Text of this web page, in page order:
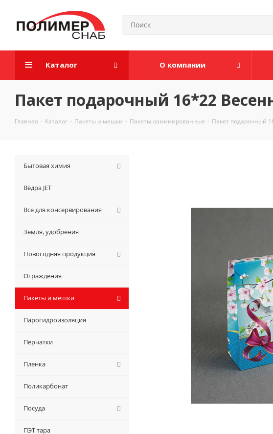
Каталог О компании
Пакет подарочный 16*22
Главная - Каталог - Пакеты и мешки - Пакеты ламинированные - Пакет подарочный
Бытовая химия
Вёдра JET
Все для консервирования
Земля, удобрения
Новогодняя продукция
Ограждения
Пакеты и мешки
Парогидроизоляция
Перчатки
Пленка
Поликарбонат
Посуда
ПЭТ тара